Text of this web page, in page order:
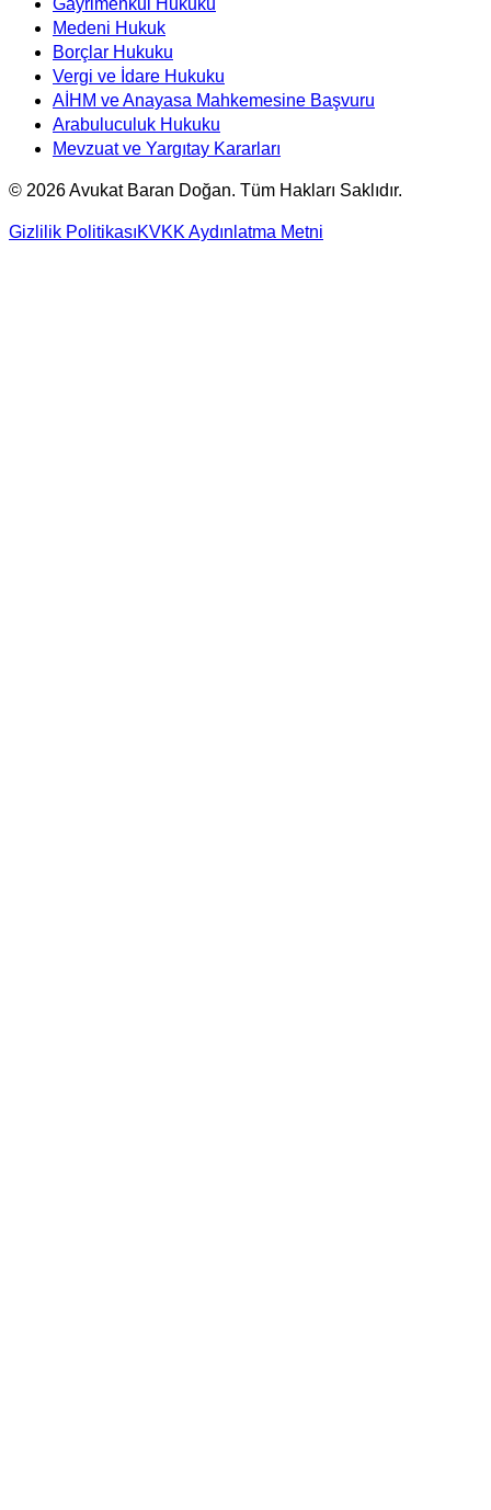
Gayrimenkul Hukuku
Medeni Hukuk
Borçlar Hukuku
Vergi ve İdare Hukuku
AİHM ve Anayasa Mahkemesine Başvuru
Arabuluculuk Hukuku
Mevzuat ve Yargıtay Kararları
© 2026Avukat Baran Doğan. Tüm Hakları Saklıdır.
Gizlilik PolitikasıKVKK Aydınlatma Metni